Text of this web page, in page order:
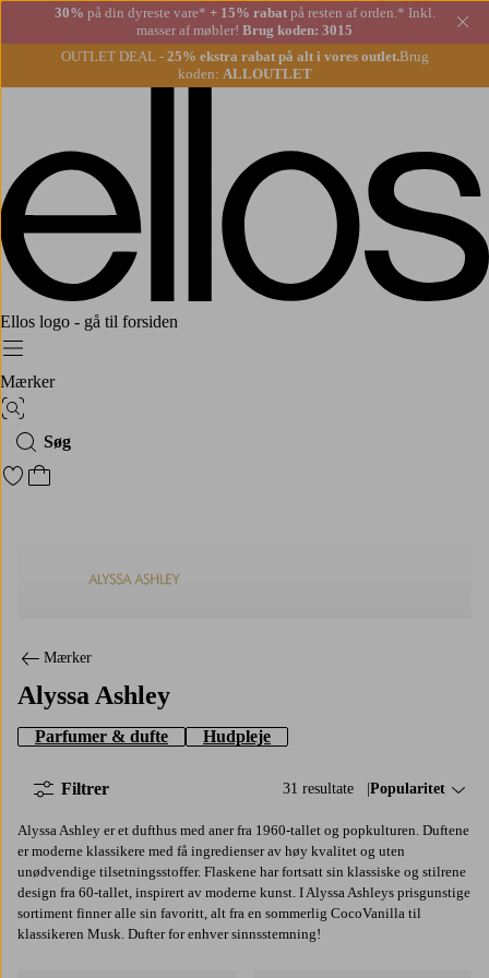
30% på din dyreste vare* + 15% rabatpå resten af orden.* Inkl.
masser af møbler! Brug koden: 3015
OUTLET DEAL - 25% ekstra rabat på alt i vores outlet.Brug
koden: ALLOUTLET
Ellos logo - gå til forsiden
Menu
Mærker
Billedsøgning
Søg
Gå til favoritmarkerede produkter
Gå til indkøbskurven
Mærker
Alyssa Ashley
Parfumer & dufte Hudpleje
31 resultate Sorter efter:
Popularitet
Filtrer
Alyssa Ashley er et dufthus med aner fra 1960-tallet og popkulturen. Duftene
er moderne klassikere med få ingredienser av høy kvalitet og uten
unødvendige tilsetningsstoffer. Flaskene har fortsatt sin klassiske og stilrene
design fra 60-tallet, inspirert av moderne kunst. I Alyssa Ashleys prisgunstige
sortiment finner alle sin favoritt, alt fra en sommerlig CocoVanilla til
klassikeren Musk. Dufter for enhver sinnsstemning!